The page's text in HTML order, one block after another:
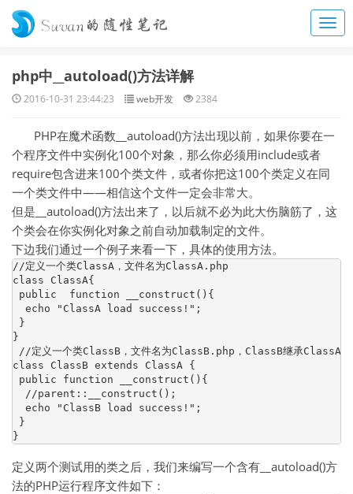
php中__autoload()方法详解
2016-10-31 23:44:23 web开发 2384
PHP在魔术函数__autoload()方法出现以前，如果你要在一
个程序文件中实例化100个对象，那么你必须用include或者
require包含进来100个类文件，或者你把这100个类定义在同
一个类文件中——相信这个文件一定会非常大。
但是__autoload()方法出来了，以后就不必为此大伤脑筋了，这
个类会在你实例化对象之前自动加载制定的文件。
下边我们通过一个例子来看一下，具体的使用方法。
//定义一个类ClassA，文件名为ClassA.php
class ClassA{
public  function __construct(){
  echo "ClassA load success!";
}
}
//定义一个类ClassB，文件名为ClassB.php，ClassB继承ClassA
class ClassB extends ClassA {
public function __construct(){
  //parent::__construct();
  echo "ClassB load success!";
}
定义两个测试用的类之后，我们来编写一个含有__autoload()方
法的PHP运行程序文件如下：